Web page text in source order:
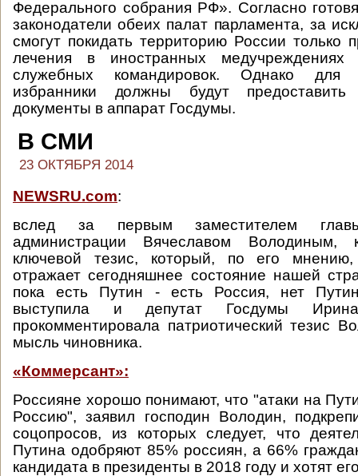
Федерального собрания РФ». Согласно
законодатели обеих палат парламента, за
смогут покидать территорию России только
лечения в иностранных
служебных командировок. Однако для
избранники должны будут предоставить
документы в аппарат Госдумы.
В СМИ
23 ОКТЯБРЯ 2014
NEWSRU.com:
вслед за первым заместителем главы
администрации Вячеславом Володиным,
ключевой тезис, который, по его мнению,
отражает сегодняшнее состояние нашей
пока есть Путин - есть Россия, нет
выступила и депутат Госдумы
прокомментировала патриотический тезис
мысль чиновника.
«Коммерсант»:
Россияне хорошо понимают, что "атаки на
Россию", заявил господин Володин,
соцопросов, из которых следует, что
Путина одобряют 85% россиян, а 66%
кандидата в президенты в 2018 году и хотят